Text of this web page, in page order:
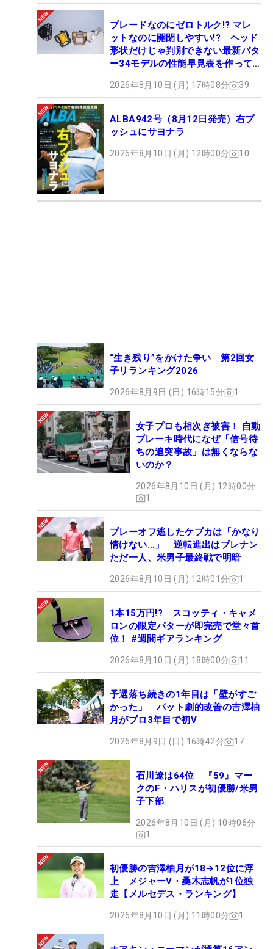
ブレードなのにゼロトルク!? マレ
ットなのに開閉しやすい!? ヘッド
形状だけじゃ判別できない最新パタ
ー34モデルの性能早見表を作って
2026年8月10日 (月) 17時08分 39
ALBA942号（8月12日発売）右プ
ッシュにサヨナラ
2026年8月10日 (月) 12時00分 10
“生き残り”をかけた争い 第2回女
子リランキング2026
2026年8月9日 (日) 16時15分 1
女子プロも相次ぎ被害！ 自動
ブレーキ時代になぜ「信号待
ちの追突事故」は無くならな
いのか？
2026年8月10日 (月) 12時00分
1
プレーオフ逃したケプカは「かなり
情けない…」 逆転進出はブレナン
ただ一人、米男子最終戦で明暗
2026年8月10日 (月) 12時01分 1
1本15万円!? スコッティ・キャメ
ロンの限定パターが即完売で堂々首
位！ #週間ギアランキング
2026年8月10日 (月) 18時00分 11
予選落ち続きの1年目は「壁がすご
かった」 パット劇的改善の吉澤柚
月がプロ3年目で初V
2026年8月9日 (日) 16時42分 17
石川遼は64位 『59』マー
クのF・ハリスが初優勝/米男
子下部
2026年8月10日 (月) 10時06分
1
初優勝の吉澤柚月が18→12位に浮
上 メジャーV・桑木志帆が1位独
走【メルセデス・ランキング】
2026年8月10日 (月) 11時00分 1